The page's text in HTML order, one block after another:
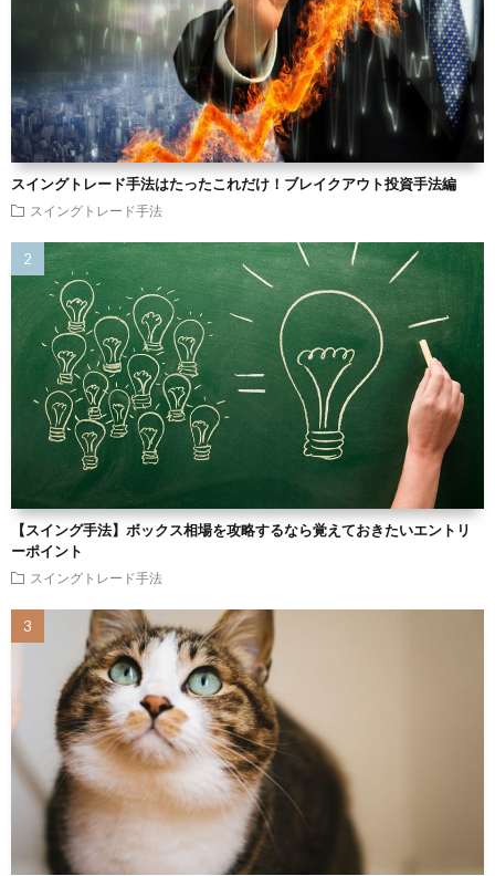
スイングトレード手法はたったこれだけ！ブレイクアウト投資手法編
スイングトレード手法
【スイング手法】ボックス相場を攻略するなら覚えておきたいエントリ
ーポイント
スイングトレード手法